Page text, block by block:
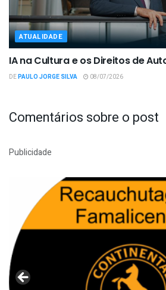
ATUALIDADE
IA na Cultura e os Direitos de
DEPAULO JORGE SILVA 08/07/2026
Comentários sobre o post
Publicidade